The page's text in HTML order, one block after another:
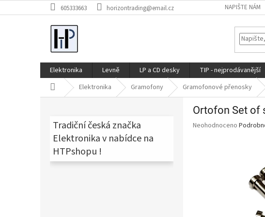
na
605333663 horizontrading@email.cz NAPIŠTE NÁM
Elektronika Levně LP a CD desky TIP - nejprodávanější
Domů Elektronika Gramofony Gramofonové přenosky
Tradiční česká značka
Elektronika v nabídce na
HTPshopu !
Ortofon Set of
Průměrné
Neohodnoceno